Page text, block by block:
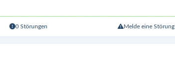
0 Störungen Melde eine Störung